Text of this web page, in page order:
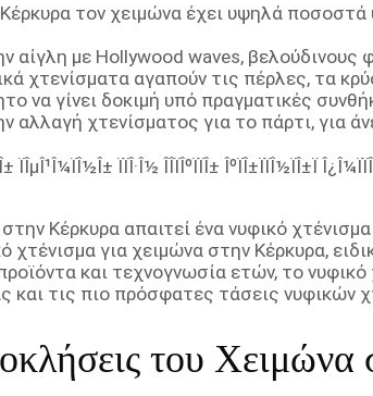
τον χειμώνα έχει υψηλά
αίγλη με Hollywood waves, βελούδινους
χτενίσματα αγαπούν τις πέρλες, τα
να γίνει δοκιμή υπό πραγματικές
αλλαγή χτενίσματος για το πάρτι, για
Κέρκυρα απαιτεί ένα νυφικό
χτένισμα για χειμώνα στην Κέρκυρα,
και τεχνογνωσία ετών, το νυφικό
και τις πιο πρόσφατες τάσεις νυφικών
του Χειμώνα